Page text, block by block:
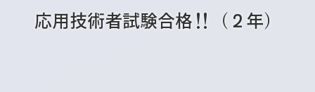
応用技術者試験合格‼（２年）